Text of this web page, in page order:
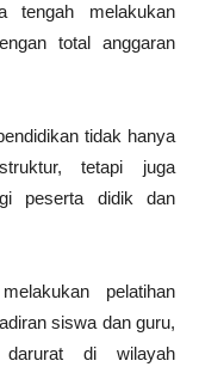
tengah melakukan
total anggaran
tidak hanya
tetapi juga
peserta didik dan
pelatihan
siswa dan guru,
darurat di wilayah